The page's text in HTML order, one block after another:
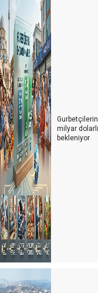
YAKIN GELECEKTE BİZİ
MESLEK YASASI
NORMAL, NÖROLİNK
MİSİN ARI MI?
MI, MARS MI?kolay
olacak şimdi?
miyiz, yoksa akıllı mı?
Ya ikinci dalga olursa!
sertifika kriterlerinde
virüs için otellerde
Krizden çıkmak için neler
çivisi veya
milyar
bekleniyor